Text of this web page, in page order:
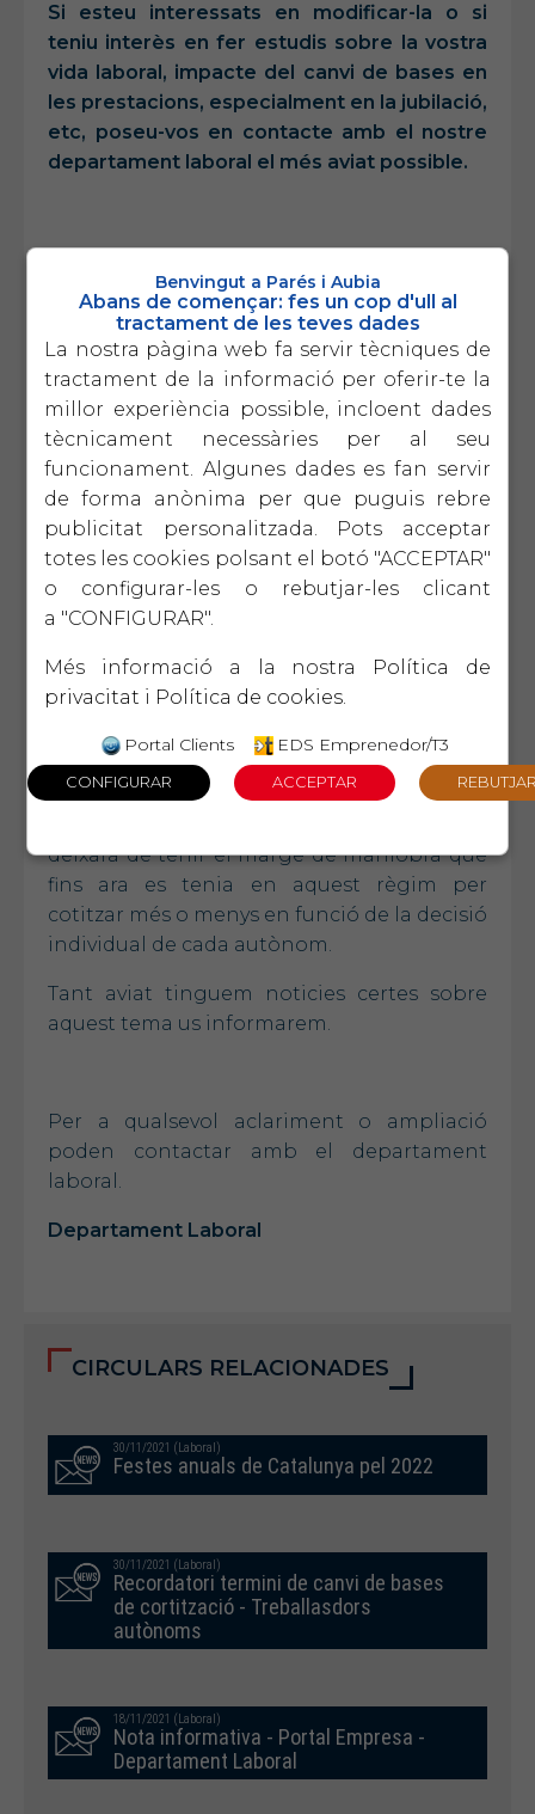
Si esteu interessats en modificar-la o si
teniu interès en fer estudis sobre la vostra
vida laboral, impacte del canvi de bases en
les prestacions, especialment en la jubilació,
etc, poseu-vos en contacte amb el nostre
departament laboral el més aviat possible.
COTITZACIÓ DELS TREBALLADORS
AUTÒNOMS:
Com ja us hem anat comentat en els
darrers anys, s’està estudiant un nou
sistema de cotització pels treballadors
autònoms per tal de què cotitzin pels
rendiments nets, o sigui d’alguna forma
anar assimilant aquest règim al règim
general. Sembla que aquesta mesura la
volen fer efectiva a partir de l’any 2022.
S’estan negociant les condicions d’aquest
nou sistema de cotització amb els diferents
agents socials però de moment encara hi
treballadors d’aquest règim.
La nostra opinió al respecte es que no serà
deixarà de tenir el marge de maniobra que
fins ara es tenia en aquest règim per
cotitzar més o menys en funció de la decisió
individual de cada autònom.
Tant aviat tinguem noticies certes sobre
aquest tema us informarem.
Per a qualsevol aclariment o ampliació
poden contactar amb el departament
laboral.
Departament Laboral
CIRCULARS RELACIONADES
30/11/2021 (Laboral)
Festes anuals de Catalunya pel 2022
30/11/2021 (Laboral)
Recordatori termini de canvi de bases
de cortització - Treballasdors
autònoms
18/11/2021 (Laboral)
Nota informativa - Portal Empresa -
Departament Laboral
Benvingut a Parés i Aubia
Abans de començar: fes un cop d'ull al
tractament de les teves dades
La nostra pàgina web fa servir tècniques de
tractament de la informació per oferir-te la
millor experiència possible, incloent dades
tècnicament necessàries per al seu
funcionament. Algunes dades es fan servir
de forma anònima per que puguis rebre
publicitat personalitzada. Pots acceptar
totes les cookies polsant el botó "ACCEPTAR"
o configurar-les o rebutjar-les clicant
a "CONFIGURAR".
Més informació a la nostra
Política de
privacitat i Política de cookies.
Portal Clients EDS Emprenedor/T3